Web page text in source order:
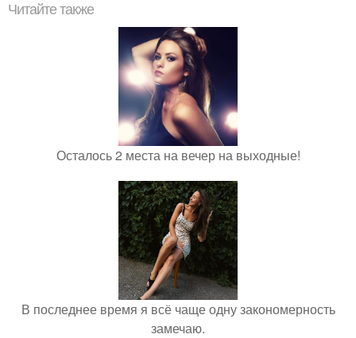
Читайте также
Осталось 2 места на вечер на выходные!
В последнее время я всё чаще одну закономерность
замечаю.